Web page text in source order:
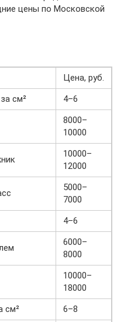
цены по Московской
Цена, руб.
см²
4–6
8000–
10000
10000–
12000
5000–
7000
4–6
6000–
8000
10000–
18000
см²
6–8